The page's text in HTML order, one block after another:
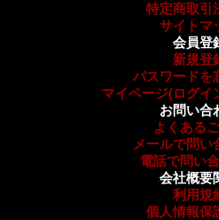
特定商取引
サイトマ
会員登
新規登
パスワードを
マイページ(ログイ
お問い合
よくある
メールで問い
電話で問い
会社概要
利用規
個人情報保